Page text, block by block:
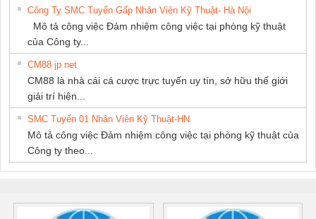
Công Ty SMC Tuyển Gấp Nhân Viên Kỹ Thuật- Hà Nội
Mô tả công việc Đảm nhiệm công việc tại phòng kỹ thuật
của Công ty...
CM88 jp net
CM88 là nhà cái cá cược trực tuyến uy tín, sở hữu thế giới
giải trí hiện...
SMC Tuyển 01 Nhân Viên Kỹ Thuật-HN
Mô tả công việc Đảm nhiệm công việc tại phòng kỹ thuật của
Công ty theo...